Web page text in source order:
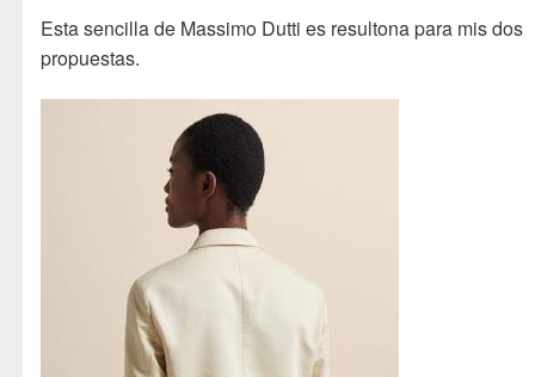
Esta sencilla de Massimo Dutti es resultona para mis dos
propuestas.